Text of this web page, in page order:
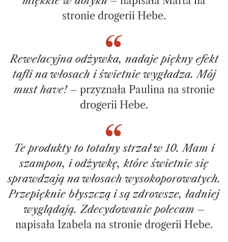
stronie drogerii Hebe.
Rewelacyjna odżywka, nadaje piękny efekt
tafli na włosach i świetnie wygładza. Mój
must have!– przyznała Paulina na stronie
drogerii Hebe.
Te produkty to totalny strzał w 10. Mam i
szampon, i odżywkę, które świetnie się
sprawdzają na włosach wysokoporowatych.
Przepięknie błyszczą i są zdrowsze, ładniej
wyglądają. Zdecydowanie polecam –
napisała Izabela na stronie drogerii Hebe.